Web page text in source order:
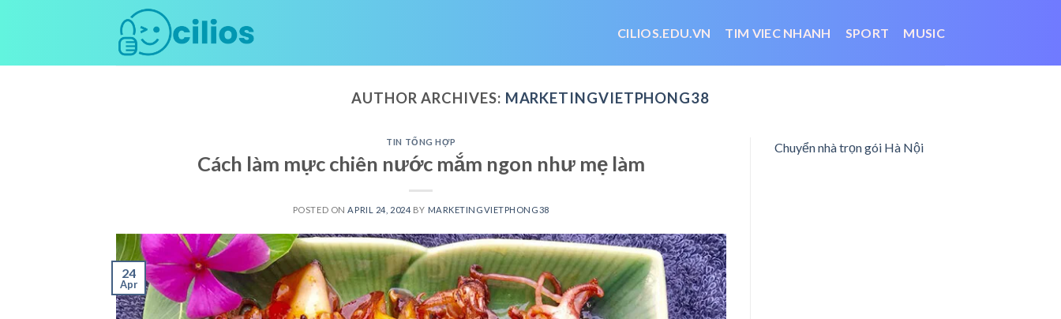
CILIOS.EDU.VN TIM VIEC NHANH SPORT MUSIC
AUTHOR ARCHIVES: MARKETINGVIETPHONG38
TIN TỔNG HỢP
Cách làm mực chiên nước mắm ngon như mẹ làm
POSTED ONAPRIL 24, 2024 BY MARKETINGVIETPHONG38
24
Apr
Chuyển nhà trọn gói Hà Nội